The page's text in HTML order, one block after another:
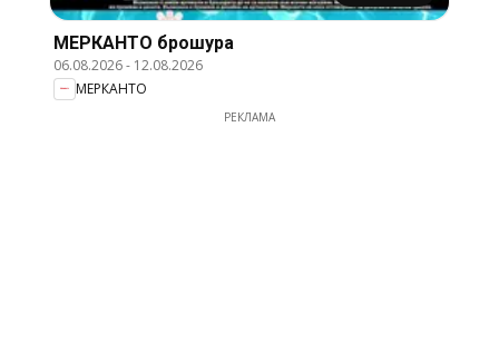
МЕРКАНТО брошура
06.08.2026- 12.08.2026
МЕРКАНТО
РЕКЛАМА